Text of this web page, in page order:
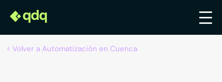
Volver a Automatización en Cuenca